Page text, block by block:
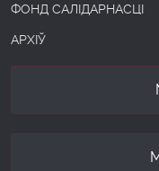
ФОНД САЛІДАРНАСЦІ
АРХІЎ